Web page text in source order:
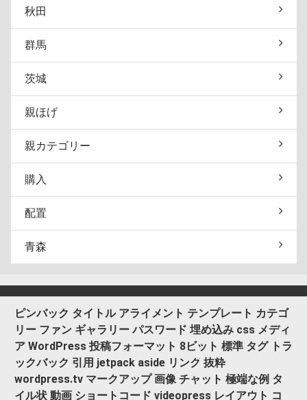
秋田
群馬
茨城
親ほげ
親カテゴリー
購入
配置
青森
ピンバック タイトル アライメント テンプレート カテゴ
リー ファン ギャラリー パスワード 埋め込み css メディ
ア WordPress 投稿フォーマット 8ビット 標準 タグ トラ
ックバック 引用 jetpack aside リンク 抜粋
wordpress.tv マークアップ 画像 チャット 極端な例 タ
イル状 動画 ショートコード videopress レイアウト コ